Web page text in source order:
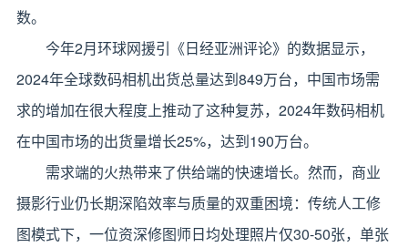
数。
今年2月环球网援引《日经亚洲评论》的数据显示，
2024年全球数码相机出货总量达到849万台，中国市场需
求的增加在很大程度上推动了这种复苏，2024年数码相机
在中国市场的出货量增长25%，达到190万台。
需求端的火热带来了供给端的快速增长。然而，商业
摄影行业仍长期深陷效率与质量的双重困境：传统人工修
图模式下，一位资深修图师日均处理照片仅30-50张，单张